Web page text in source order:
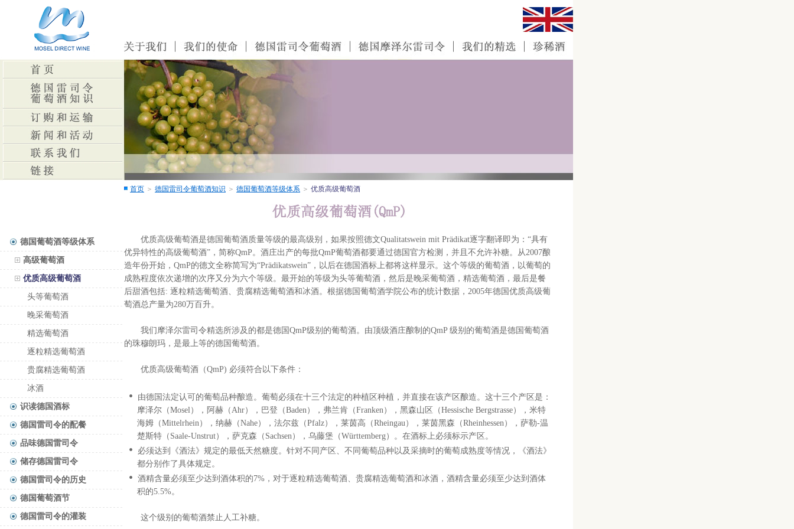
德国葡萄酒等级体系
高级葡萄酒
优质高级葡萄酒
头等葡萄酒
晚采葡萄酒
精选葡萄酒
逐粒精选葡萄酒
贵腐精选葡萄酒
冰酒
识读德国酒标
德国雷司令的配餐
品味德国雷司令
储存德国雷司令
德国雷司令的历史
德国葡萄酒节
德国雷司令的灌装
首页 ＞ 德国雷司令葡萄酒知识 ＞ 德国葡萄酒等级体系 ＞ 优质高级葡萄酒
优质高级葡萄酒是德国葡萄酒质量等级的最高级别，如果按照德文Qualitatswein mit Prädikat逐字翻译即为：“具有
优异特性的高级葡萄酒”，简称QmP。酒庄出产的每批QmP葡萄酒都要通过德国官方检测，并且不允许补糖。从2007酿
造年份开始，QmP的德文全称简写为“Prädikatswein”，以后在德国酒标上都将这样显示。这个等级的葡萄酒，以葡萄的
成熟程度依次递增的次序又分为六个等级。最开始的等级为头等葡萄酒，然后是晚采葡萄酒，精选葡萄酒，最后是餐
后甜酒包括: 逐粒精选葡萄酒、贵腐精选葡萄酒和冰酒。根据德国葡萄酒学院公布的统计数据，2005年德国优质高级葡
萄酒总产量为280万百升。
我们摩泽尔雷司令精选所涉及的都是德国QmP级别的葡萄酒。由顶级酒庄酿制的QmP 级别的葡萄酒是德国葡萄酒
的珠穆朗玛，是最上等的德国葡萄酒。
优质高级葡萄酒（QmP) 必须符合以下条件：
• 由德国法定认可的葡萄品种酿造。葡萄必须在十三个法定的种植区种植，并直接在该产区酿造。这十三个产区是：
摩泽尔（Mosel），阿赫（Ahr），巴登（Baden），弗兰肯（Franken），黑森山区（Hessische Bergstrasse），米特
海姆（Mittelrhein），纳赫（Nahe），法尔兹（Pfalz），莱茵高（Rheingau），莱茵黑森（Rheinhessen），萨勒-温
楚斯特（Saale-Unstrut），萨克森（Sachsen），乌藤堡（Württemberg）。在酒标上必须标示产区。
• 必须达到《酒法》规定的最低天然糖度。针对不同产区、不同葡萄品种以及采摘时的葡萄成熟度等情况，《酒法》
都分别作了具体规定。
• 酒精含量必须至少达到酒体积的7%，对于逐粒精选葡萄酒、贵腐精选葡萄酒和冰酒，酒精含量必须至少达到酒体
积的5.5%。
这个级别的葡萄酒禁止人工补糖。